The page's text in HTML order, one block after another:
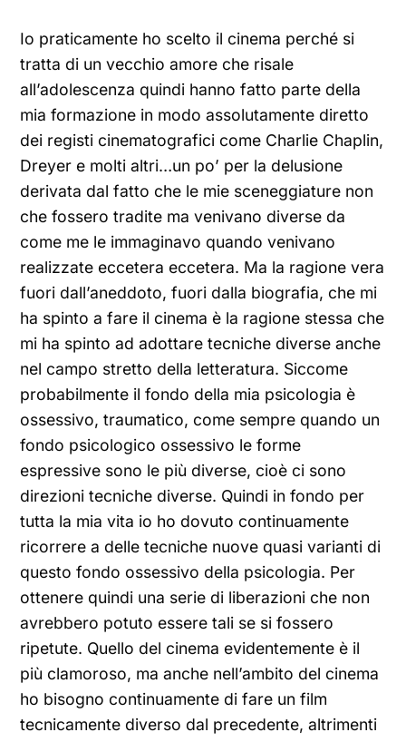
Io praticamente ho scelto il cinema perché si
tratta di un vecchio amore che risale
all’adolescenza quindi hanno fatto parte della
mia formazione in modo assolutamente diretto
dei registi cinematografici come Charlie Chaplin,
Dreyer e molti altri…un po’ per la delusione
derivata dal fatto che le mie sceneggiature non
che fossero tradite ma venivano diverse da
come me le immaginavo quando venivano
realizzate eccetera eccetera. Ma la ragione vera
fuori dall’aneddoto, fuori dalla biografia, che mi
ha spinto a fare il cinema è la ragione stessa che
mi ha spinto ad adottare tecniche diverse anche
nel campo stretto della letteratura. Siccome
probabilmente il fondo della mia psicologia è
ossessivo, traumatico, come sempre quando un
fondo psicologico ossessivo le forme
espressive sono le più diverse, cioè ci sono
direzioni tecniche diverse. Quindi in fondo per
tutta la mia vita io ho dovuto continuamente
ricorrere a delle tecniche nuove quasi varianti di
questo fondo ossessivo della psicologia. Per
ottenere quindi una serie di liberazioni che non
avrebbero potuto essere tali se si fossero
ripetute. Quello del cinema evidentemente è il
più clamoroso, ma anche nell’ambito del cinema
ho bisogno continuamente di fare un film
tecnicamente diverso dal precedente, altrimenti